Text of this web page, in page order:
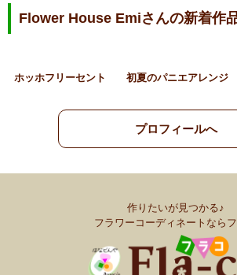
Flower House Emiさんの新着作
ホッホフリーセント 初夏のパニエアレンジ
プロフィールへ
作りたいが見つかる♪
フラワーコーディネートなら